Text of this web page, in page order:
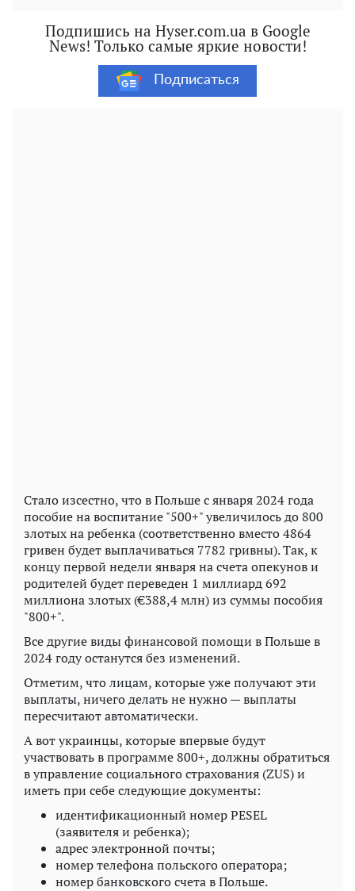
Подпишись на Hyser.com.ua в Google
News! Только самые яркие новости!
Подписаться
Стало изсестно, что в Польше с января 2024 года
пособие на воспитание "500+" увеличилось до 800
злотых на ребенка (соответственно вместо 4864
гривен будет выплачиваться 7782 гривны). Так, к
концу первой недели января на счета опекунов и
родителей будет переведен 1 миллиард 692
миллиона злотых (€388,4 млн) из суммы пособия
"800+".
Все другие виды финансовой помощи в Польше в
2024 году останутся без изменений.
Отметим, что лицам, которые уже получают эти
выплаты, ничего делать не нужно — выплаты
пересчитают автоматически.
А вот украинцы, которые впервые будут
участвовать в программе 800+, должны обратиться
в управление социального страхования (ZUS) и
иметь при себе следующие документы:
идентификационный номер PESEL
(заявителя и ребенка);
адрес электронной почты;
номер телефона польского оператора;
номер банковского счета в Польше.